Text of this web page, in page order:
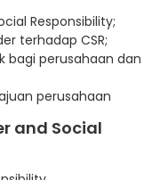
Responsibility;
terhadap CSR;
bagi perusahaan dan
perusahaan
and Social